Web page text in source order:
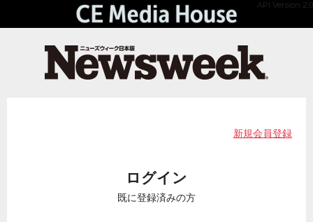
API Version 2.0
新規会員登録
ログイン
既に登録済みの方